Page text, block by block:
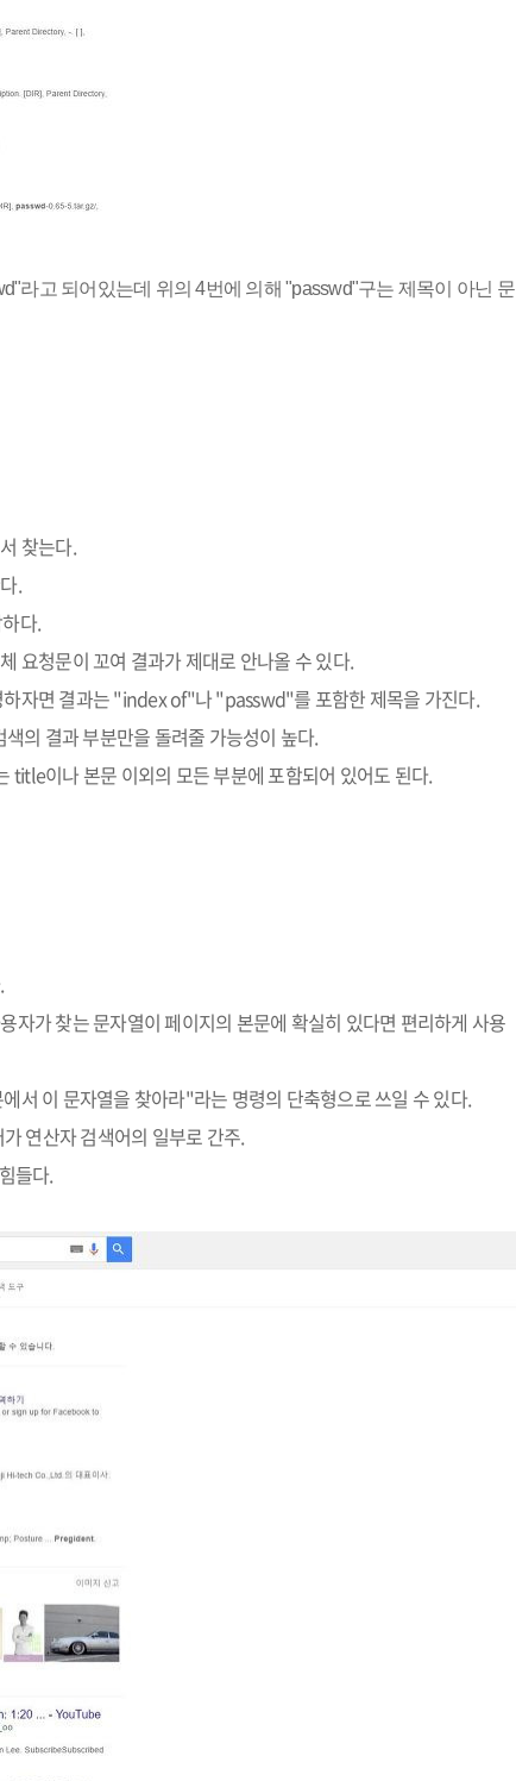
라고 되어있는데 위의 4번에 의해 "passwd"구는 제목이 아닌 문
찾는다.
.
다.
요청문이 꼬여 결과가 제대로 안나올 수 있다.
자면 결과는 "index of"나 "passwd"를 포함한 제목을 가진다.
의 결과 부분만을 돌려줄 가능성이 높다.
이나 본문 이외의 모든 부분에 포함되어 있어도 된다.
자가 찾는 문자열이 페이지의 본문에 확실히 있다면 편리하게 사용
서 이 문자열을 찾아라"라는 명령의 단축형으로 쓰일 수 있다.
연산자 검색어의 일부로 간주.
들다.